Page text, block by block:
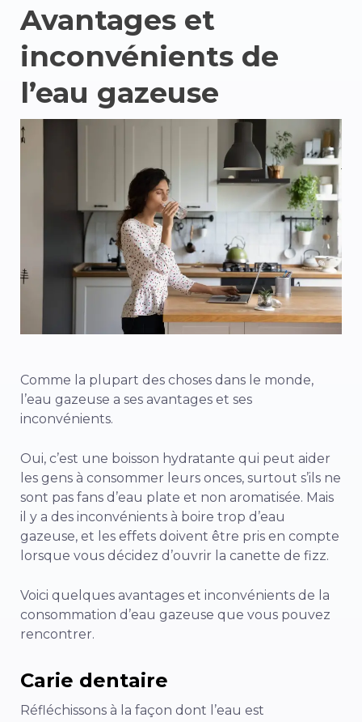
Avantages et
inconvénients de
l’eau gazeuse
Comme la plupart des choses dans le monde,
l’eau gazeuse a ses avantages et ses
inconvénients.
Oui, c’est une boisson hydratante qui peut aider
les gens à consommer leurs onces, surtout s’ils ne
sont pas fans d’eau plate et non aromatisée. Mais
il y a des inconvénients à boire trop d’eau
gazeuse, et les effets doivent être pris en compte
lorsque vous décidez d’ouvrir la canette de fizz.
Voici quelques avantages et inconvénients de la
consommation d’eau gazeuse que vous pouvez
rencontrer.
Carie dentaire
Réfléchissons à la façon dont l’eau est